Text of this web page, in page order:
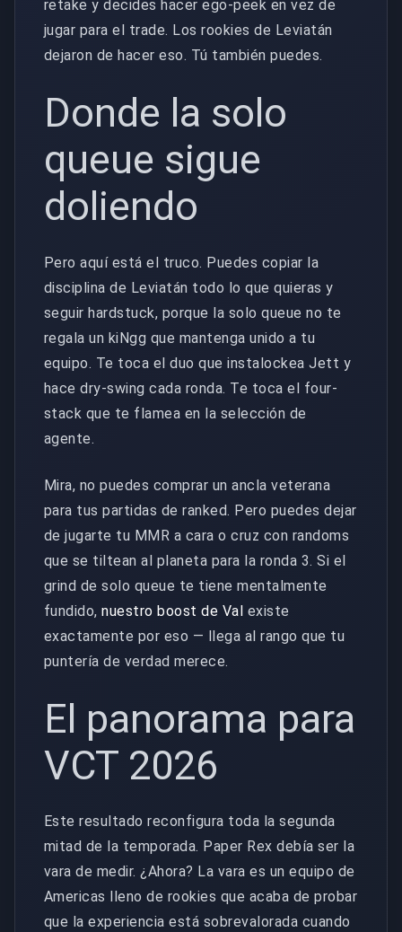
retake y decides hacer ego-peek en vez de
jugar para el trade. Los rookies de Leviatán
dejaron de hacer eso. Tú también puedes.
Donde la solo
queue sigue
doliendo
Pero aquí está el truco. Puedes copiar la
disciplina de Leviatán todo lo que quieras y
seguir hardstuck, porque la solo queue no te
regala un kiNgg que mantenga unido a tu
equipo. Te toca el duo que instalockea Jett y
hace dry-swing cada ronda. Te toca el four-
stack que te flamea en la selección de
agente.
Mira, no puedes comprar un ancla veterana
para tus partidas de ranked. Pero puedes dejar
de jugarte tu MMR a cara o cruz con randoms
que se tiltean al planeta para la ronda 3. Si el
grind de solo queue te tiene mentalmente
fundido,nuestro boost de Val existe
exactamente por eso — llega al rango que tu
puntería de verdad merece.
El panorama para
VCT 2026
Este resultado reconfigura toda la segunda
mitad de la temporada. Paper Rex debía ser la
vara de medir. ¿Ahora? La vara es un equipo de
Americas lleno de rookies que acaba de probar
que la experiencia está sobrevalorada cuando